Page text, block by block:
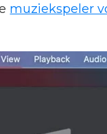
muziekspeler